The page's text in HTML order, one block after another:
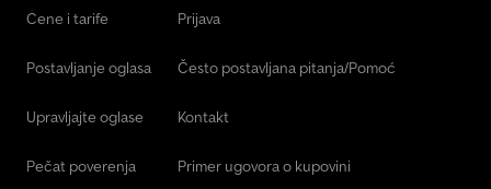
Linde H50T
Linde H60T
Cene i tarife
Postavljanje oglasa
Upravljajte oglase
Pečat poverenja
Prijava
Često postavljana pitanja/Pomoć
Kontakt
Primer ugovora o kupovini